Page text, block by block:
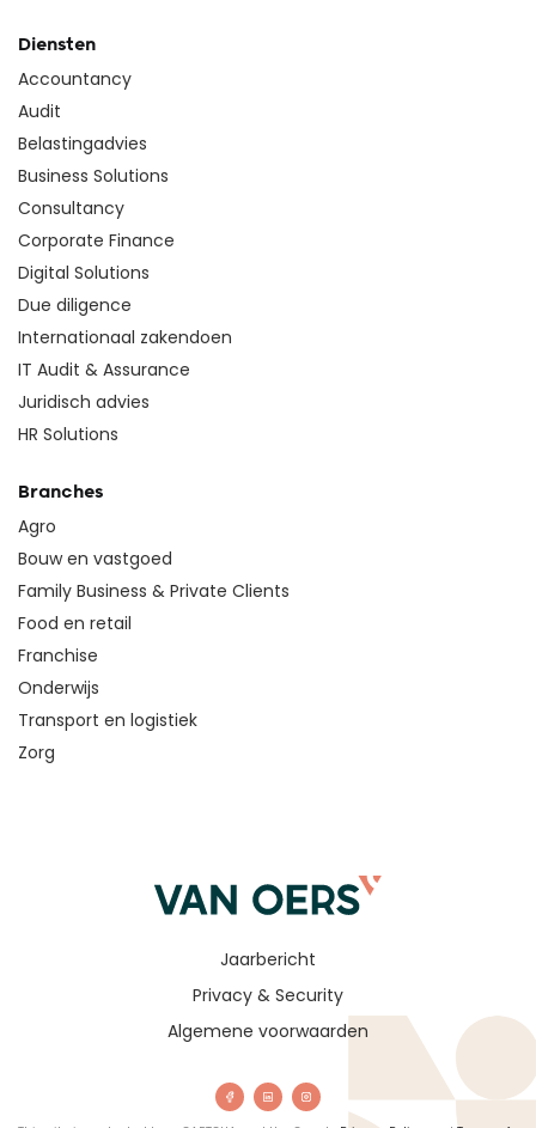
Diensten
Accountancy
Audit
Belastingadvies
Business Solutions
Consultancy
Corporate Finance
Digital Solutions
Due diligence
Internationaal zakendoen
IT Audit & Assurance
Juridisch advies
HR Solutions
Branches
Agro
Bouw en vastgoed
Family Business & Private Clients
Food en retail
Franchise
Onderwijs
Transport en logistiek
Zorg
Algemene voorwaarden
Privacy & Security
Jaarbericht